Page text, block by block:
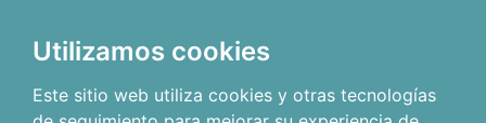
Utilizamos cookies
Este sitio web utiliza cookies y otras tecnologías